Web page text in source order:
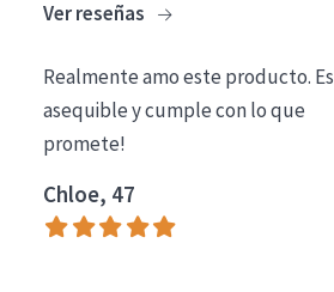
COLECCIÓN
Essentials
Lift+
Expert
TIPO DE PIEL
Ver reseñas
Realmente amo este producto. Es
asequible y cumple con lo que
promete!
Chloe, 47